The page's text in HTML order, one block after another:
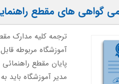
گواهی های مقطع
ترجمه کلیه مدارک
آموزشگاه مربوطه
پایان مقطع
مدیر آموزشگاه باید